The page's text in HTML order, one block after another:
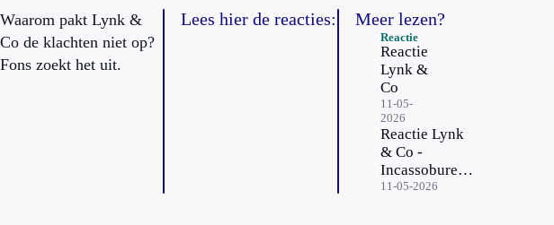
Waarom pakt Lynk &
Co de klachten niet op?
Fons zoekt het uit.
Lees hier de reacties:
Reactie
Reactie
Lynk &
Co
11-05-
2026
Reactie Lynk
& Co -
Incassobureau
Riverty
11-05-2026
Meer lezen?